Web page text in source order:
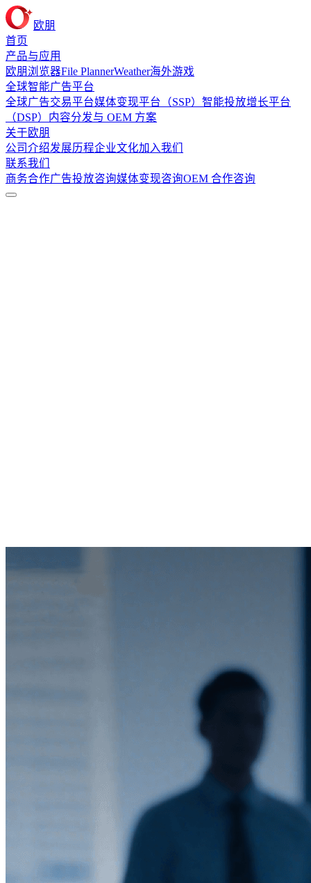
欧朋
首页
产品与应用
欧朋浏览器File PlannerWeather海外游戏
全球智能广告平台
全球广告交易平台媒体变现平台（SSP） 智能投放增长平台
（DSP） 内容分发与 OEM 方案
关于欧朋
公司介绍发展历程企业文化加入我们
联系我们
商务合作广告投放咨询媒体变现咨询OEM 合作咨询
0+